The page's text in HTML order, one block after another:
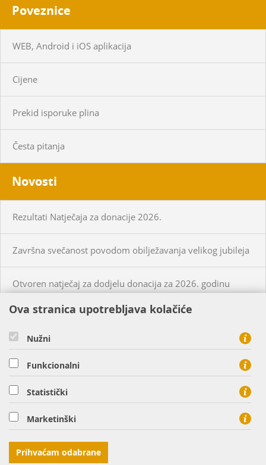
Poveznice
WEB, Android i iOS aplikacija
Cijene
Prekid isporuke plina
Česta pitanja
Novosti
Rezultati Natječaja za donacije 2026.
Završna svečanost povodom obilježavanja velikog jubileja
Otvoren natječaj za dodjelu donacija za 2026. godinu
KUPCI
CIJENE PLINA I USLUGA
HEP PLIN d.o.o. - član HEP grupe, Cara Hadrijana 7, 31000
Osijek
tel: 0800 8813, fax: 031 207 113
Ova stranica upotrebljava kolačiće
Nužni
Funkcionalni
Statistički
Marketinški
Prihvaćam odabrane